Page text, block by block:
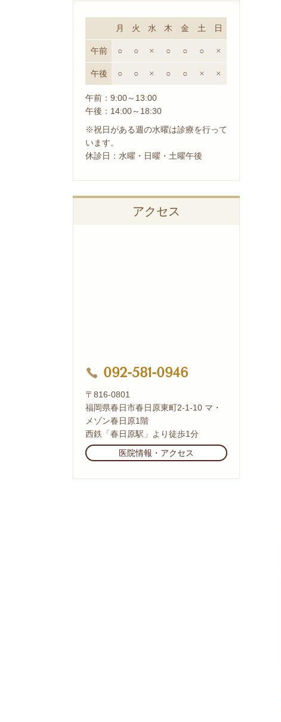
月 火 水 木 金 土 日
午前 ○ ○ × ○ ○ ○ ×
午後 ○ ○ × ○ ○ × ×
午前：9:00～13:00
午後：14:00～18:30
※祝日がある週の水曜は診療を行って
います。
休診日：水曜・日曜・土曜午後
アクセス
092-581-0946
〒816-0801
福岡県春日市春日原東町2-1-10 マ・
メゾン春日原1階
西鉄「春日原駅」より徒歩1分
医院情報・アクセス